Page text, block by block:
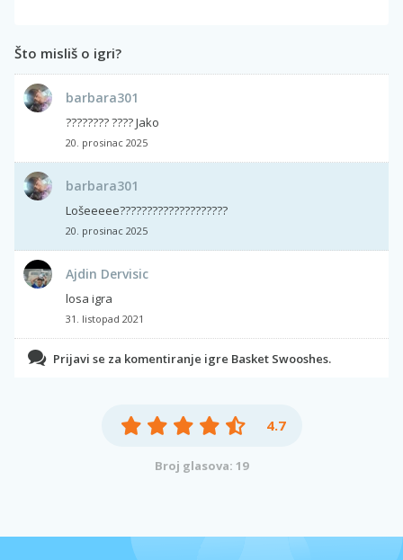
Što misliš o igri?
barbara301
???????? ???? Jako
20. prosinac 2025
barbara301
Lošeeeee????????????????????
20. prosinac 2025
Ajdin Dervisic
losa igra
31. listopad 2021
Prijavi se za komentiranje igre Basket Swooshes.
4.7
Broj glasova: 19